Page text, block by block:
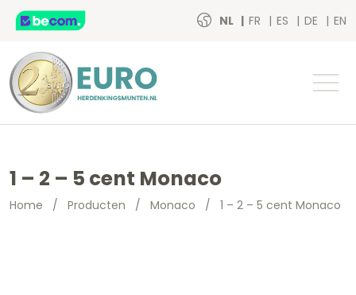
NL FR ES DE EN
1 – 2 – 5 cent Monaco
Home / Producten / Monaco / 1 – 2 – 5 cent Monaco